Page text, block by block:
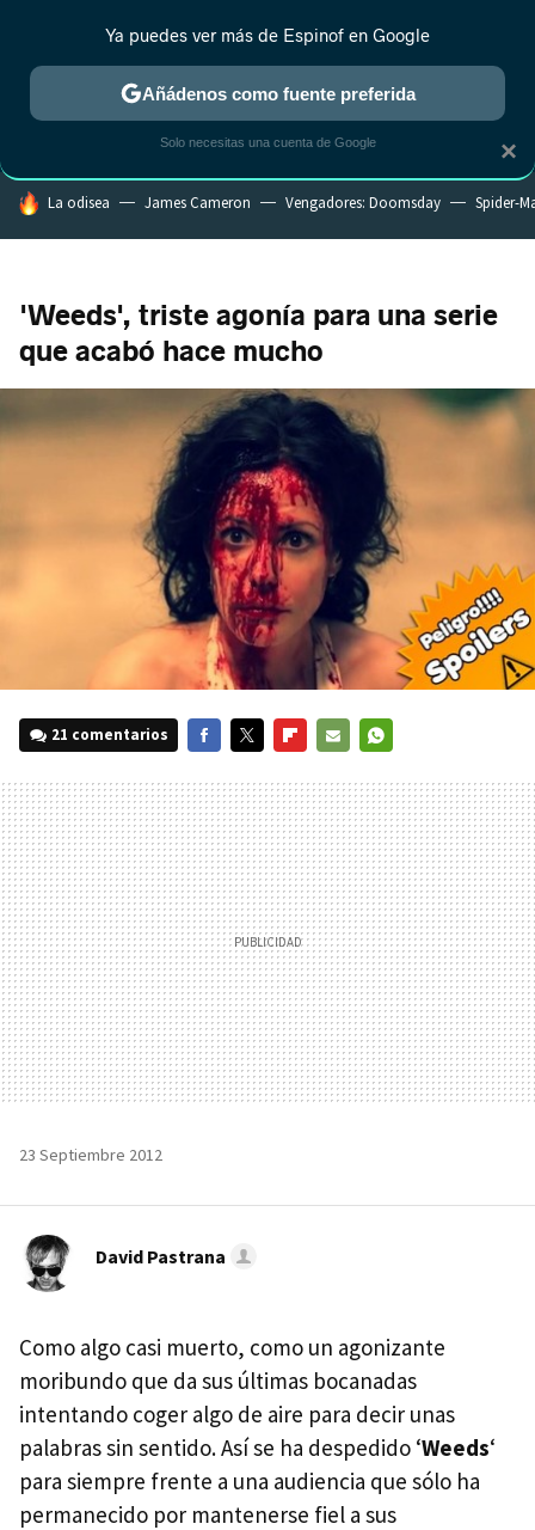
ESTRENOS REALITY ANIME RANKINGS CINE
HOY SE HABLA DE
La odisea James Cameron Vengadores: Doomsday Spider-
'Weeds', triste agonía para una serie
que acabó hace mucho
21 comentarios
MAIL
23 Septiembre 2012
David Pastrana
Como algo casi muerto, como un agonizante
moribundo que da sus últimas bocanadas
intentando coger algo de aire para decir unas
palabras sin sentido. Así se ha despedido ‘Weeds‘
para siempre frente a una audiencia que sólo ha
permanecido por mantenerse fiel a sus
×
Ya puedes ver más de Espinof en Google
Añádenos como fuente preferida
Solo necesitas una cuenta de Google